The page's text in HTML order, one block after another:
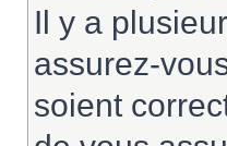
Il y a
assurez-
soient